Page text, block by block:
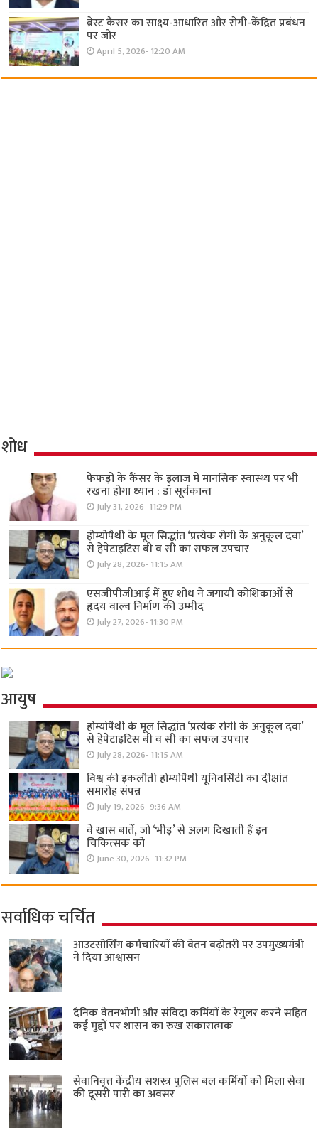
ब्रेस्ट कैंसर का साक्ष्य-आधारित और रोगी-केंद्रित प्रबंधन
पर जोर
April 5, 2026- 12:20 AM
शोध
फेफड़ों के कैंसर के इलाज में मानसिक स्वास्थ्य पर भी
रखना होगा ध्यान : डॉ सूर्यकान्त
July 31, 2026- 11:29 PM
होम्योपैथी के मूल सिद्धांत ‘प्रत्येक रोगी केे अनुकूल दवा’
से हेपेटाइटिस बी व सी का सफल उपचार
July 28, 2026- 11:15 AM
एसजीपीजीआई में हुए शोध ने जगायी कोशिकाओं से
हृदय वाल्व निर्माण की उम्मीद
July 27, 2026- 11:30 PM
आयुष
होम्योपैथी के मूल सिद्धांत ‘प्रत्येक रोगी केे अनुकूल दवा’
से हेपेटाइटिस बी व सी का सफल उपचार
July 28, 2026- 11:15 AM
विश्व की इकलौती होम्योपैथी यूनिवर्सिटी का दीक्षांत
समारोह संपन्न
July 19, 2026- 9:36 AM
वे खास बातें, जो ‘भीड़’ से अलग दिखाती हैं इन
चिकित्सक को
June 30, 2026- 11:32 PM
सर्वाधिक चर्चित
आउटसोर्सिंग कर्मचारियों की वेतन बढ़ोतरी पर उपमुख्यमंत्री
ने दिया आश्वासन
दैनिक वेतनभोगी और संविदा कर्मियों के रेगुलर करने सहित
कई मुद्दों पर शासन का रुख सकारात्मक
सेवानिवृत्त केंद्रीय सशस्त्र पुलिस बल ​कर्मियों को मिला सेवा
की दूसरी पारी का अवसर